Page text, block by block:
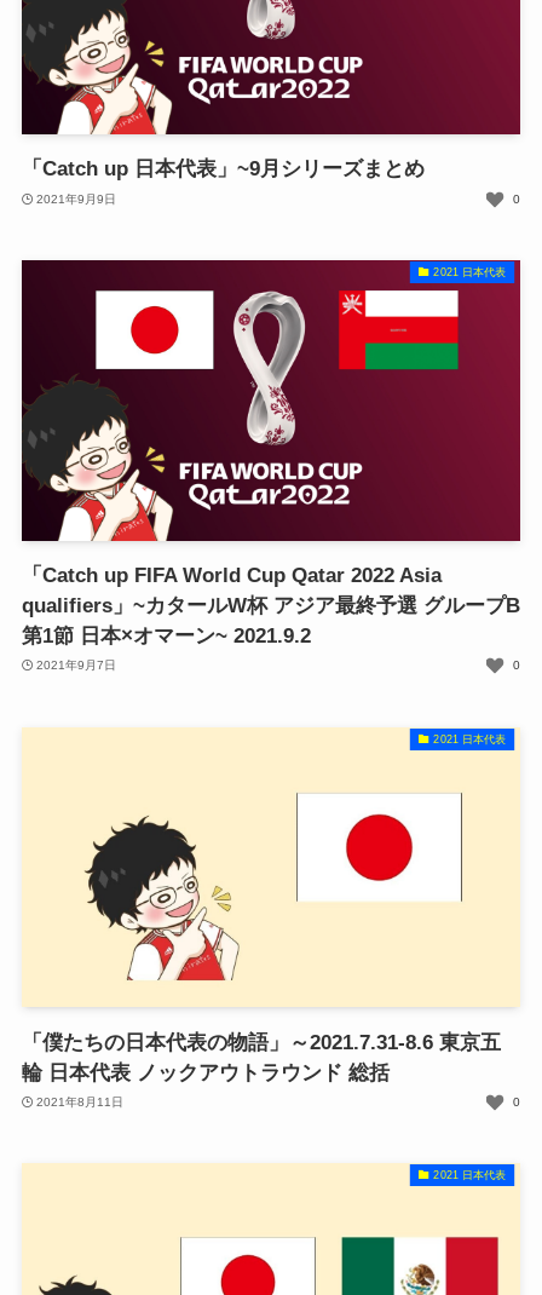
「Catch up 日本代表」~9月シリーズまとめ
2021年9月9日 0
2021 日本代表
「Catch up FIFA World Cup Qatar 2022 Asia
qualifiers」~カタールW杯 アジア最終予選 グループB
第1節 日本×オマーン~ 2021.9.2
2021年9月7日 0
2021 日本代表
「僕たちの日本代表の物語」～2021.7.31-8.6 東京五
輪 日本代表 ノックアウトラウンド 総括
2021年8月11日 0
2021 日本代表